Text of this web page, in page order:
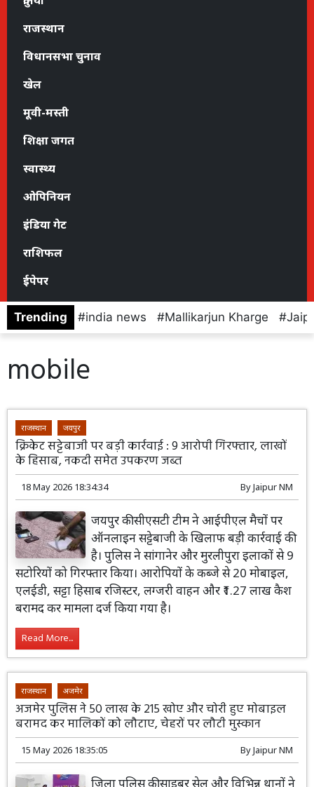
राजस्थान
विधानसभा चुनाव
खेल
मूवी-मस्ती
शिक्षा जगत
स्वास्थ्य
ओपिनियन
इंडिया गेट
राशिफल
ईपेपर
Trending india news Mallikarjun Kharge
mobile
राजस्थान जयपुर
क्रिकेट सट्टेबाजी पर बड़ी कार्रवाई : 9 आरोपी गिरफ्तार, लाखों
के हिसाब, नकदी समेत उपकरण जब्त
18 May 2026 18:34:34 ByJaipur NM
जयपुर की सीएसटी टीम ने आईपीएल मैचों पर
ऑनलाइन सट्टेबाजी के खिलाफ बड़ी कार्रवाई की
है। पुलिस ने सांगानेर और मुरलीपुरा इलाकों से 9
सटोरियों को गिरफ्तार किया। आरोपियों के कब्जे से 20 मोबाइल,
एलईडी, सट्टा हिसाब रजिस्टर, लग्जरी वाहन और ₹1.27 लाख कैश
बरामद कर मामला दर्ज किया गया है।
Read More...
राजस्थान अजमेर
अजमेर पुलिस ने 50 लाख के 215 खोए और चोरी हुए मोबाइल
बरामद कर मालिकों को लौटाए, चेहरों पर लौटी मुस्कान
15 May 2026 18:35:05 ByJaipur NM
जिला पुलिस की साइबर सेल और विभिन्न थानों ने